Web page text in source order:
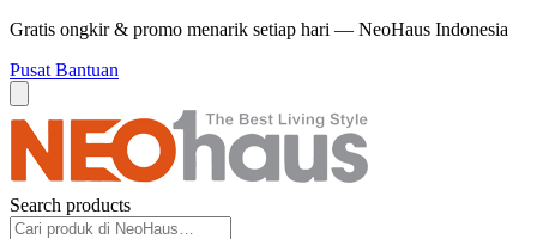
Gratis ongkir & promo menarik setiap hari — NeoHaus Indonesia
Pusat Bantuan
Search products